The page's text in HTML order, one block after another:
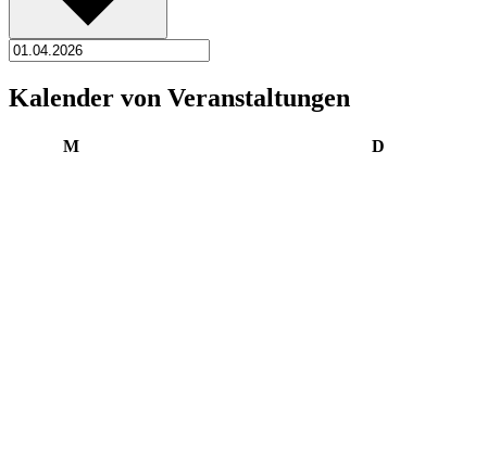
Kalender von Veranstaltungen
MMontag D